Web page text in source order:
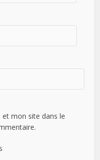
mon site dans le